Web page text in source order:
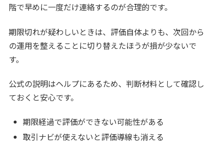
階で早めに一度だけ連絡するのが合理的です。
期限切れが疑わしいときは、評価自体よりも、次回から
の運用を整えることに切り替えたほうが損が少ないで
す。
公式の説明はヘルプにあるため、判断材料として確認し
ておくと安心です。
期限経過で評価ができない可能性がある
取引ナビが使えないと評価導線も消える